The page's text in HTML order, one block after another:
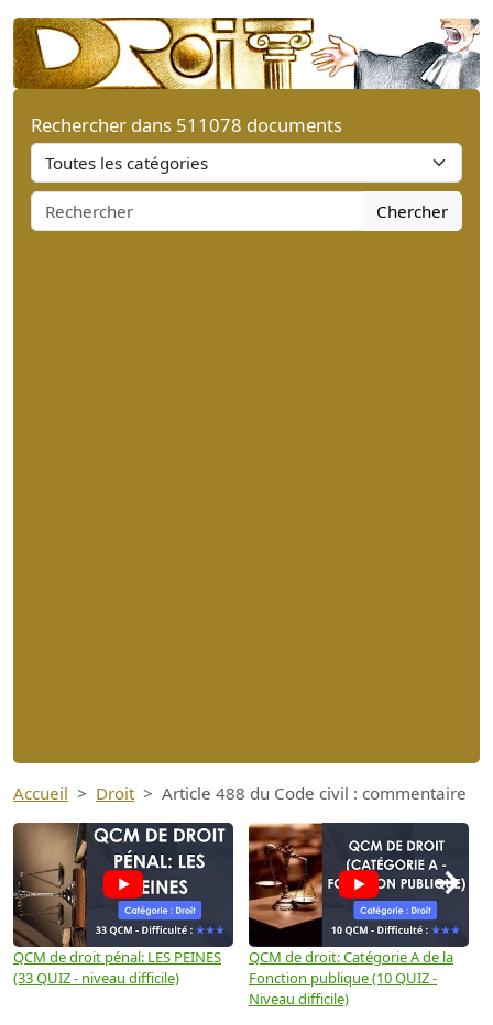
Rechercher dans 511078 documents
Chercher
Accueil Droit Article 488 du Code civil : commentaire
QCM de droit pénal: LES PEINES
(33 QUIZ - niveau difficile)
QCM de droit: Catégorie A de la
Fonction publique (10 QUIZ -
Niveau difficile)
→